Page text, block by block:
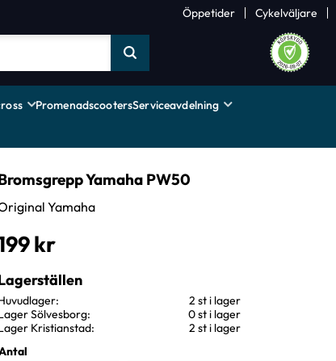
Öppetider Cykelväljare
PromenadscootersServiceavdelning
Yamaha PW50
Yamaha
kr
2 st i lager
Sölvesborg
0 st i lager
Kristianstad
2 st i lager